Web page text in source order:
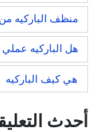
منظف الباركيه
هل الباركيه عملي
هي كيف الباركيه
أحدث